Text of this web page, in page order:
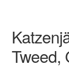
Tweed,